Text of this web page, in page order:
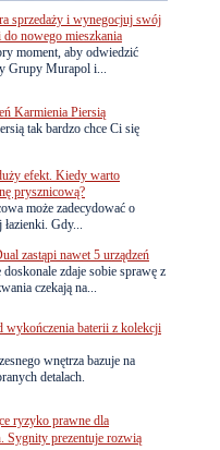
sprzedaży i wynegocjuj swój
nowego mieszkania
moment, aby odwiedzić
Grupy Murapol i...
Karmienia Piersią
tak bardzo chce Ci się
efekt. Kiedy warto
prysznicową?
może zadecydować o
Gdy...
zastąpi nawet 5 urządzeń
zdaje sobie sprawę z
czekają na...
wykończenia baterii z kolekcji
wnętrza bazuje na
detalach.
ryzyko prawne dla
Sygnity prezentuje rozwią